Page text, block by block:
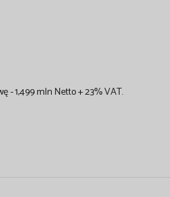
- 1,499 mln Netto + 23% VAT.